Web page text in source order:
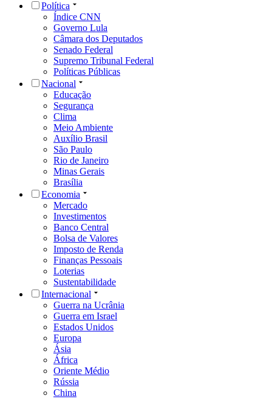
Política
Índice CNN
Governo Lula
Câmara dos Deputados
Senado Federal
Supremo Tribunal Federal
Políticas Públicas
Nacional
Educação
Segurança
Clima
Meio Ambiente
Auxílio Brasil
São Paulo
Rio de Janeiro
Minas Gerais
Brasília
Economia
Mercado
Investimentos
Banco Central
Bolsa de Valores
Imposto de Renda
Finanças Pessoais
Loterias
Sustentabilidade
Internacional
Guerra na Ucrânia
Guerra em Israel
Estados Unidos
Europa
Ásia
África
Oriente Médio
Rússia
China